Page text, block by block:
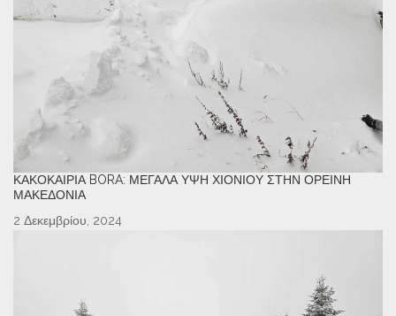
ΚΑΚΟΚΑΙΡΊΑ BORA: ΜΕΓΆΛΑ ΎΨΗ ΧΙΟΝΙΟΎ ΣΤΗΝ ΟΡΕΙΝΉ
ΜΑΚΕΔΟΝΊΑ
2 Δεκεμβρίου, 2024